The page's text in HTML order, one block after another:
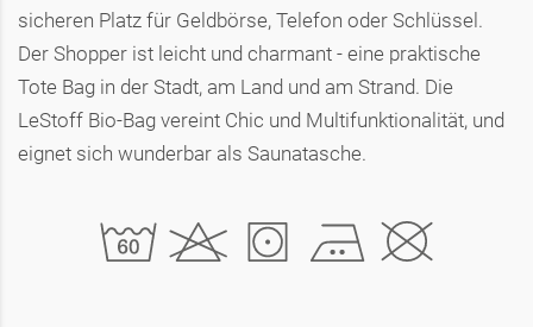
sicheren Platz für Geldbörse, Telefon oder Schlüssel.
Der Shopper ist leicht und charmant - eine praktische
Tote Bag in der Stadt, am Land und am Strand. Die
LeStoff Bio-Bag vereint Chic und Multifunktionalität, und
eignet sich wunderbar als Saunatasche.